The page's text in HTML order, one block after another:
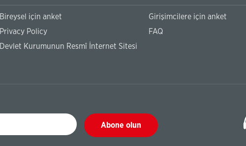
Bireysel için anket
Girişimcilere için anket
Privacy Policy
FAQ
Devlet Kurumunun Resmî İnternet Sitesi
Abone olun